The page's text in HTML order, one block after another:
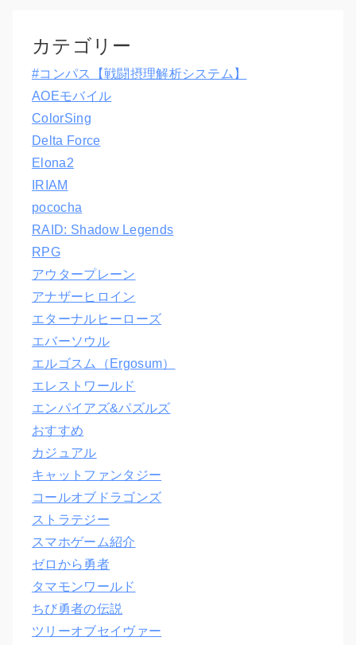
カテゴリー
#コンパス【戦闘摂理解析システム】
AOEモバイル
ColorSing
Delta Force
Elona2
IRIAM
pococha
RAID: Shadow Legends
RPG
アウタープレーン
アナザーヒロイン
エターナルヒーローズ
エバーソウル
エルゴスム（Ergosum）
エレストワールド
エンパイアズ&パズルズ
おすすめ
カジュアル
キャットファンタジー
コールオブドラゴンズ
ストラテジー
スマホゲーム紹介
ゼロから勇者
タマモンワールド
ちび勇者の伝説
ツリーオブセイヴァー